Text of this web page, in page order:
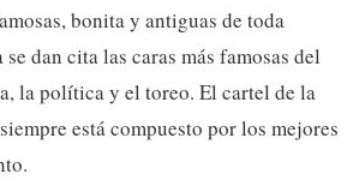
bonita y antiguas de toda
se dan cita las caras más famosas del
la política y el toreo. El cartel de la
está compuesto por los mejores